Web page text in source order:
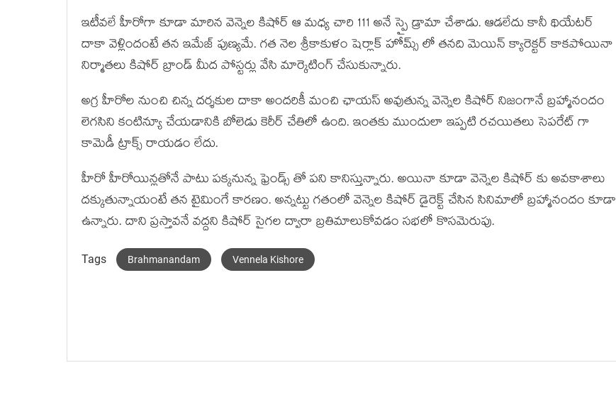
ఇటీవలే హీరోగా కూడా మారిన వెన్నెల కిషోర్ ఆ మధ్య చారి 111 అనే స్పై డ్రామా చేశాడు. ఆడలేదు కానీ థియేటర్
దాకా వెళ్లిందంటే తన ఇమేజ్ పుణ్యమే. గత నెల శ్రీకాకుళం షెర్లాక్ హోమ్స్ లో తనది మెయిన్ క్యారెక్టర్ కాకపోయినా
నిర్మాతలు కిషోర్ బ్రాండ్ మీద పోస్టర్లు వేసి మార్కెటింగ్ చేసుకున్నారు.
అగ్ర హీరోల నుంచి చిన్న దర్శకుల దాకా అందరికీ మంచి ఛాయస్ అవుతున్న వెన్నెల కిషోర్ నిజంగానే బ్రహ్మానందం
లెగసిని కంటిన్యూ చేయడానికి బోలెడు కెరీర్ చేతిలో ఉంది. ఇంతకు ముందులా ఇప్పటి రచయితలు సెపరేట్ గా
కామెడీ ట్రాక్స్ రాయడం లేదు.
హీరో హీరోయిన్లతోనే పాటు పక్కనున్న ఫ్రెండ్స్ తో పని కానిస్తున్నారు. అయినా కూడా వెన్నెల కిషోర్ కు అవకాశాలు
దక్కుతున్నాయంటే తన టైమింగే కారణం. అన్నట్టు గతంలో వెన్నెల కిషోర్ డైరెక్ట్ చేసిన సినిమాలో బ్రహ్మానందం కూడా
ఉన్నారు. దాని ప్రస్తావనే వద్దని కిషోర్ సైగల ద్వారా బ్రతిమాలుకోవడం సభలో కొసమెరుపు.
Tags Brahmanandam Vennela Kishore